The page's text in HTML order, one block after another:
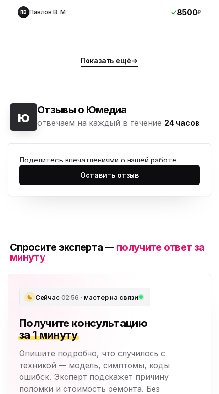
ПВ Павлов В. М. 8500₽
Показать ещё
ю Отзывы о Юмедиа
отвечаем на каждый в течение 24 часов
Поделитесь впечатлениями о нашей работе
Оставить отзыв
Спросите эксперта — получите ответ за
минуту
Сейчас02:56 · мастер на связи
Получите консультацию
за 1 минуту
Опишите подробно, что случилось с
техникой — модель, симптомы, коды
ошибок. Эксперт подскажет причину
поломки и стоимость ремонта. Без